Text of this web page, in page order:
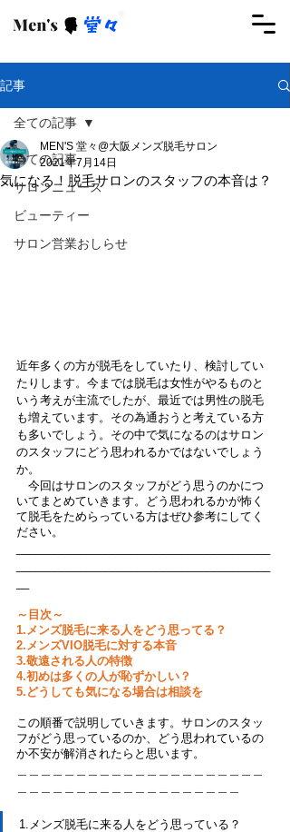
記事
全ての記事
サロンニュース
ビューティー
サロン営業おしらせ
全ての記事
気になる！脱毛サロンのスタッフの本音は？
MEN'S 堂々@大阪メンズ脱毛サロン
2021年7月14日
近年多くの方が脱毛をしていたり、検討してい
たりします。今までは脱毛は女性がやるものと
いう考えが主流でしたが、最近では男性の脱毛
も増えています。その為通おうと考えている方
も多いでしょう。その中で気になるのはサロン
のスタッフにどう思われるかではないでしょう
か。
今回はサロンのスタッフがどう思うのかにつ
いてまとめていきます。どう思われるかが怖く
て脱毛をためらっている方はぜひ参考にしてく
ださい。
～目次～
1.メンズ脱毛に来る人をどう思ってる？
2.メンズVIO脱毛に対する本音
3.敬遠される人の特徴
4.初めは多くの人が恥ずかしい？
5.どうしても気になる場合は相談を
この順番で説明していきます。サロンのスタッ
フがどう思っているのか、どう思われているの
か不安が解消されたらと思います。
1.メンズ脱毛に来る人をどう思っている？